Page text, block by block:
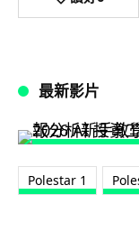
最新影片
Polestar 1